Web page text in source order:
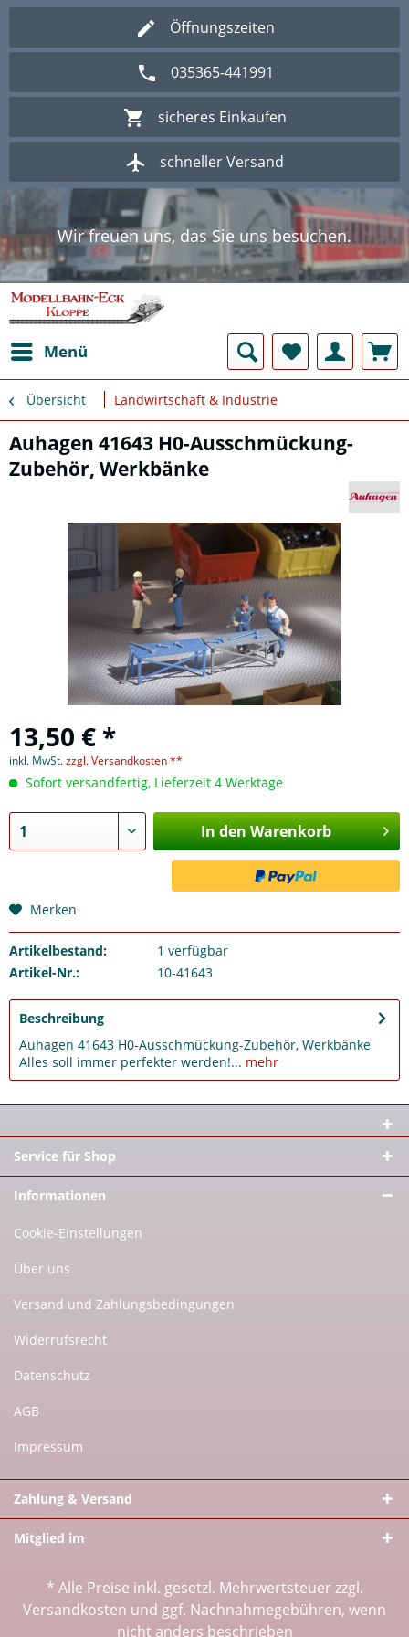
Öffnungszeiten
035365-441991
sicheres Einkaufen
schneller Versand
Wir freuen uns, das Sie uns besuchen.
Herzlich Willkommen im Onlineshop
Modellbahn - Eck Kloppe.
Wir freuen uns, das Sie uns besuchen.
Herzlich Willkommen im Onlineshop
Modellbahn - Eck Kloppe.
Menü
Übersicht Landwirtschaft & Industrie
Auhagen 41643 H0-Ausschmückung-
Zubehör, Werkbänke
13,50 € *
inkl. MwSt.zzgl. Versandkosten **
Sofort versandfertig, Lieferzeit 4 Werktage
In den Warenkorb
Merken
Artikelbestand: 1 verfügbar
Artikel-Nr.:
10-41643
Beschreibung
Auhagen 41643 H0-Ausschmückung-Zubehör, Werkbänke
Alles soll immer perfekter werden!... mehr
Service für Shop
Informationen
Cookie-Einstellungen
Über uns
Versand und Zahlungsbedingungen
Widerrufsrecht
Datenschutz
AGB
Impressum
Zahlung & Versand
Mitglied im
* Alle Preise inkl. gesetzl. Mehrwertsteuer zzgl.
Versandkosten und ggf. Nachnahmegebühren, wenn
nicht anders beschrieben